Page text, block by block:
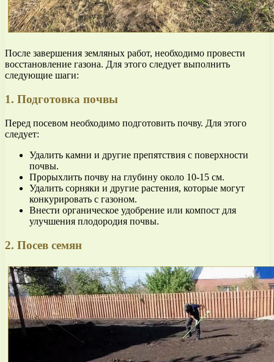
После завершения земляных работ, необходимо провести
восстановление газона. Для этого следует выполнить
следующие шаги:
1. Подготовка почвы
Перед посевом необходимо подготовить почву. Для этого
следует:
Удалить камни и другие препятствия с поверхности
почвы.
Прорыхлить почву на глубину около 10-15 см.
Удалить сорняки и другие растения, которые могут
конкурировать с газоном.
Внести органическое удобрение или компост для
улучшения плодородия почвы.
2. Посев семян